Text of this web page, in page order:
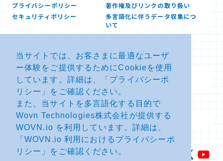
当サイトでは、お客さまに最適なユーザ
ー体験をご提供するためにCookieを使用
しています。詳細は、「 プライバシーポ
リシー 」をご確認ください。
また、当サイトを多言語化する目的で
Wovn Technologies株式会社が提供する
WOVN.io を利用しています。詳細は、
「WOVN.io 利用におけるプライバシーポ
リシー 」をご確認ください。
プライバシーポリシー
著作権及びリンクの取り扱い
セキュリティポリシー
多言語化に伴うデータ収集につ
いて
お問い合せ
よくあるお問い合わせFAQ
SDSダウンロード
製品・サービスに関する重要な
お知らせ
その他のお問い合わせ
サイトマップ